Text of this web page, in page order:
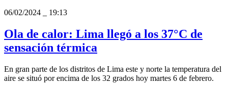
06/02/2024
19:13
Ola de calor: Lima llegó a los 37°C de
sensación térmica
En gran parte de los distritos de Lima este y norte la temperatura del
aire se situó por encima de los 32 grados hoy martes 6 de febrero.